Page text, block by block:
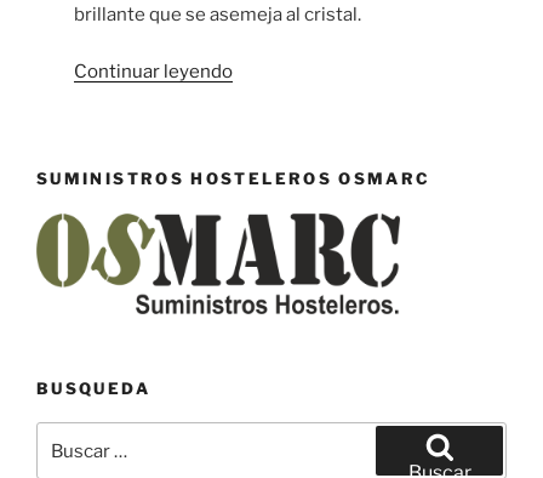
brillante que se asemeja al cristal.
Continuar leyendo«Vasos
SUMINISTROS HOSTELEROS OSMARC
BUSQUEDA
por:
Buscar